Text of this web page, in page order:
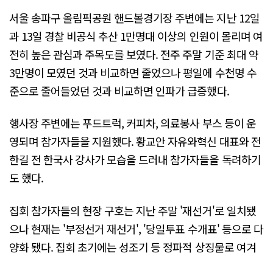
서울 송파구 올림픽공원 핸드볼경기장 주변에는 지난 12일
과 13일 경찰 비공식 추산 1만명대 이상의 인원이 몰리며 여
전히 높은 관심과 주목도를 보였다. 전주 주말 기준 최대 약
3만명이 모였던 것과 비교하면 줄었으나 평일에 수천명 수
준으로 줄어들었던 것과 비교하면 인파가 급증했다.
행사장 주변에는 푸드트럭, 커피차, 의료봉사 부스 등이 운
영되며 참가자들을 지원했다. 황교안 자유와혁신 대표와 전
한길 전 한국사 강사가 모습을 드러내 참가자들을 독려하기
도 했다.
집회 참가자들의 현장 구호는 지난 주말 '재선거'로 일치됐
으나 현재는 '부정선거 재선거', '당일투표 수개표' 등으로 다
양화 됐다. 집회 초기에는 성조기 등 정파적 상징물로 여겨